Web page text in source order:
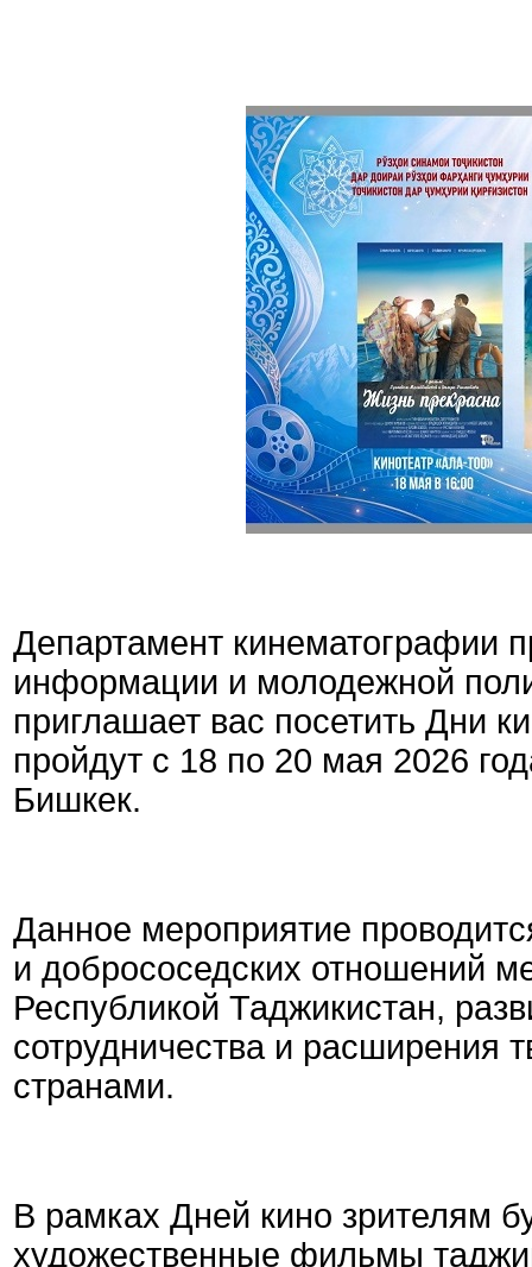
Департамент кинематографии
информации и молодежной
приглашает вас посетить Дни
пройдут с 18 по 20 мая 2026
Бишкек.
Данное мероприятие
и добрососедских отношений
Республикой Таджикистан,
сотрудничества и расширения
странами.
В рамках Дней кино зрителям
художественные фильмы